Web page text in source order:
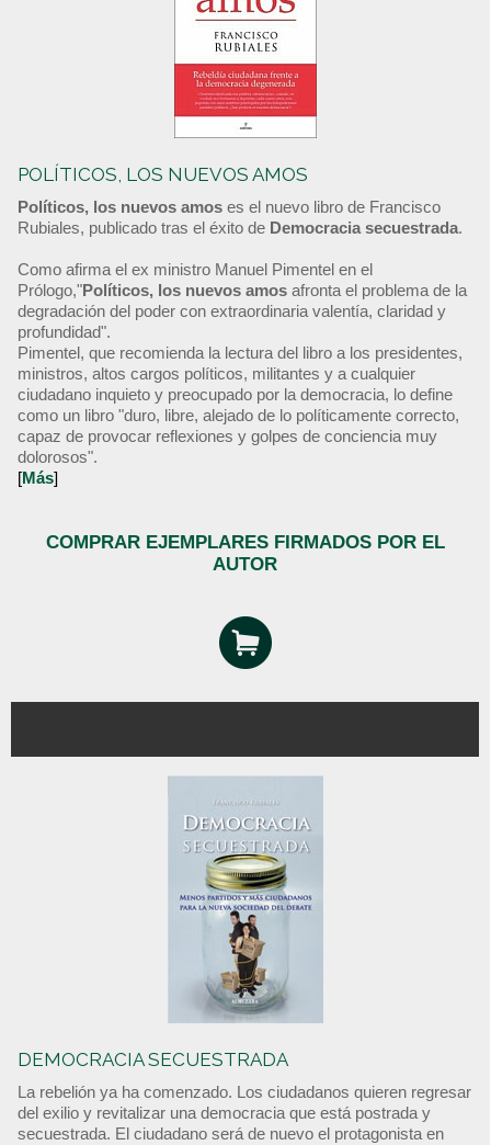
POLÍTICOS, LOS NUEVOS AMOS
Políticos, los nuevos amos es el nuevo libro de Francisco
Rubiales, publicado tras el éxito de Democracia secuestrada.
Como afirma el ex ministro Manuel Pimentel en el
Prólogo,"Políticos, los nuevos amos afronta el problema de la
degradación del poder con extraordinaria valentía, claridad y
profundidad".
Pimentel, que recomienda la lectura del libro a los presidentes,
ministros, altos cargos políticos, militantes y a cualquier
ciudadano inquieto y preocupado por la democracia, lo define
como un libro "duro, libre, alejado de lo políticamente correcto,
capaz de provocar reflexiones y golpes de conciencia muy
dolorosos".
[Más]
COMPRAR EJEMPLARES FIRMADOS POR EL
AUTOR
DEMOCRACIA SECUESTRADA
La rebelión ya ha comenzado. Los ciudadanos quieren regresar
del exilio y revitalizar una democracia que está postrada y
secuestrada. El ciudadano será de nuevo el protagonista en